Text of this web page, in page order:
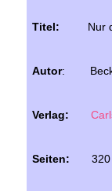
Titel: Nur
Autor: Becky
Verlag:
Seiten: 320